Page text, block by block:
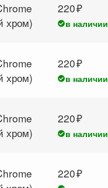
хром)
220
в наличии
хром)
220
в наличии
хром)
220
в наличии
220